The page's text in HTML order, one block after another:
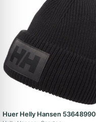
Huer Helly Hansen 53648990